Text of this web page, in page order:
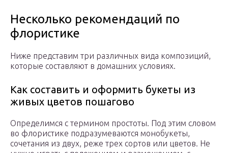
Несколько рекомендаций по
флористике
Ниже представим три различных вида композиций,
которые составляют в домашних условиях.
Как составить и оформить букеты из
живых цветов пошагово
Определимся с термином простоты. Под этим словом
во флористике подразумеваются монобукеты,
сочетания из двух, реже трех сортов или цветов. Не